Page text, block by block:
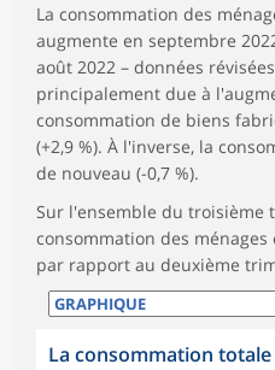
La consommation des
augmente en septembre
août 2022 – données
principalement due à
consommation de biens
(+2,9 %). À l'inverse, la
de nouveau (-0,7 %).
Sur l'ensemble du troisième
consommation des
par rapport au deuxième
La consommation totale